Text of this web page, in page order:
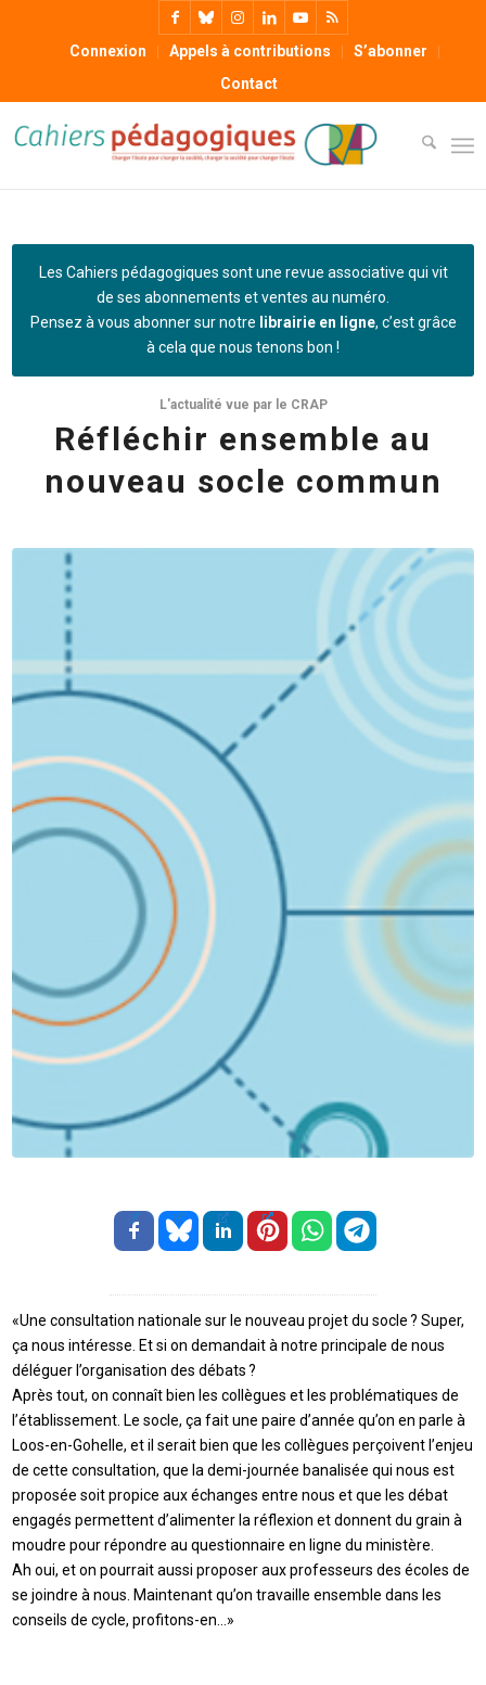
Connexion Appels à contributions
S’abonner
Contact
Les Cahiers pédagogiques sont une revue associative qui vit
de ses abonnements et ventes au numéro.
Pensez à vous abonner sur notre librairie en ligne, c’est grâce
à cela que nous tenons bon !
L'actualité vue par le CRAP
Réfléchir ensemble au
nouveau socle commun
«Une consultation nationale sur le nouveau projet du socle ? Super,
ça nous intéresse. Et si on demandait à notre principale de nous
déléguer l’organisation des débats ?
Après tout, on connaît bien les collègues et les problématiques de
l’établissement. Le socle, ça fait une paire d’année qu’on en parle à
Loos-en-Gohelle, et il serait bien que les collègues perçoivent l’enjeu
de cette consultation, que la demi-journée banalisée qui nous est
proposée soit propice aux échanges entre nous et que les débat
engagés permettent d’alimenter la réflexion et donnent du grain à
moudre pour répondre au questionnaire en ligne du ministère.
Ah oui, et on pourrait aussi proposer aux professeurs des écoles de
se joindre à nous. Maintenant qu’on travaille ensemble dans les
conseils de cycle, profitons-en…»